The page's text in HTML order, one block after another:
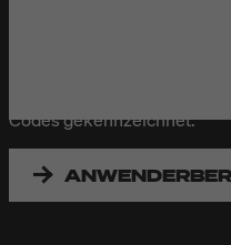
Codes gekennzeichnet.